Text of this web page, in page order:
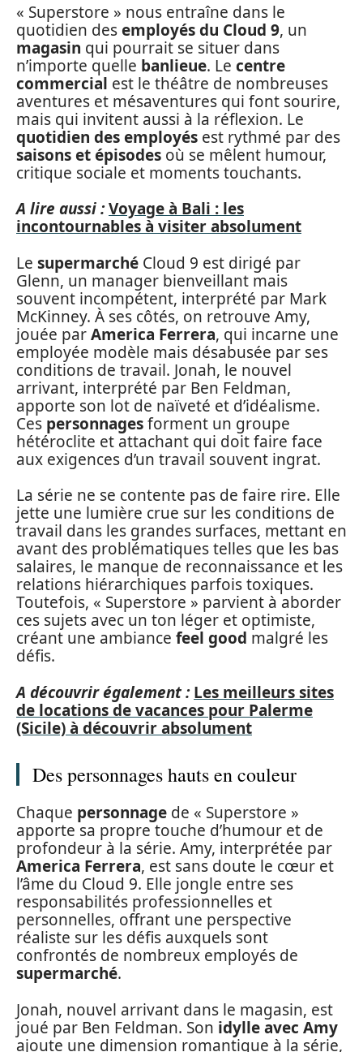
« Superstore » nous entraîne dans le
quotidien desemployés du Cloud 9, un
magasin qui pourrait se situer dans
n’importe quelle banlieue. Le centre
commercial est le théâtre de nombreuses
aventures et mésaventures qui font sourire,
mais qui invitent aussi à la réflexion. Le
quotidien des employés est rythmé par des
saisons et épisodes où se mêlent humour,
critique sociale et moments touchants.
A lire aussi :Voyage à Bali : les
incontournables à visiter absolument
Le supermarché Cloud 9 est dirigé par
Glenn, un manager bienveillant mais
souvent incompétent, interprété par Mark
McKinney. À ses côtés, on retrouve Amy,
jouée parAmerica Ferrera, qui incarne une
employée modèle mais désabusée par ses
conditions de travail. Jonah, le nouvel
arrivant, interprété par Ben Feldman,
apporte son lot de naïveté et d’idéalisme.
Ces personnagesforment un groupe
hétéroclite et attachant qui doit faire face
aux exigences d’un travail souvent ingrat.
La série ne se contente pas de faire rire. Elle
jette une lumière crue sur les conditions de
travail dans les grandes surfaces, mettant en
avant des problématiques telles que les bas
salaires, le manque de reconnaissance et les
relations hiérarchiques parfois toxiques.
Toutefois, « Superstore » parvient à aborder
ces sujets avec un ton léger et optimiste,
créant une ambiance feel good malgré les
défis.
A découvrir également : Les meilleurs sites
de locations de vacances pour Palerme
(Sicile) à découvrir absolument
Des personnages hauts en couleur
Chaque personnage de « Superstore »
apporte sa propre touche d’humour et de
profondeur à la série. Amy, interprétée par
America Ferrera, est sans doute le cœur et
l’âme du Cloud 9. Elle jongle entre ses
responsabilités professionnelles et
personnelles, offrant une perspective
réaliste sur les défis auxquels sont
confrontés de nombreux employés de
supermarché.
Jonah, nouvel arrivant dans le magasin, est
joué par Ben Feldman. Son idylle avec Amy
ajoute une dimension romantique à la série,